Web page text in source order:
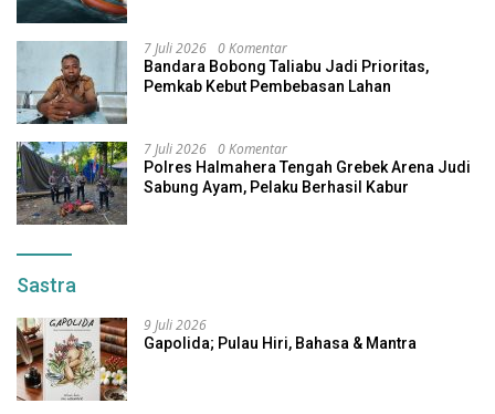
7 Juli 2026 0 Komentar
Bandara Bobong Taliabu Jadi Prioritas,
Pemkab Kebut Pembebasan Lahan
7 Juli 2026 0 Komentar
Polres Halmahera Tengah Grebek Arena Judi
Sabung Ayam, Pelaku Berhasil Kabur
Sastra
9 Juli 2026
Gapolida; Pulau Hiri, Bahasa & Mantra